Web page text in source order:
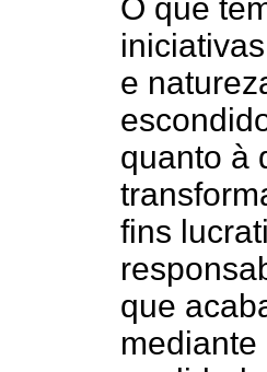
O que
e
quanto à
fins
que